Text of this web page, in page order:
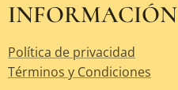
INFORMACIÓN
Política de privacidad
Términos y Condiciones